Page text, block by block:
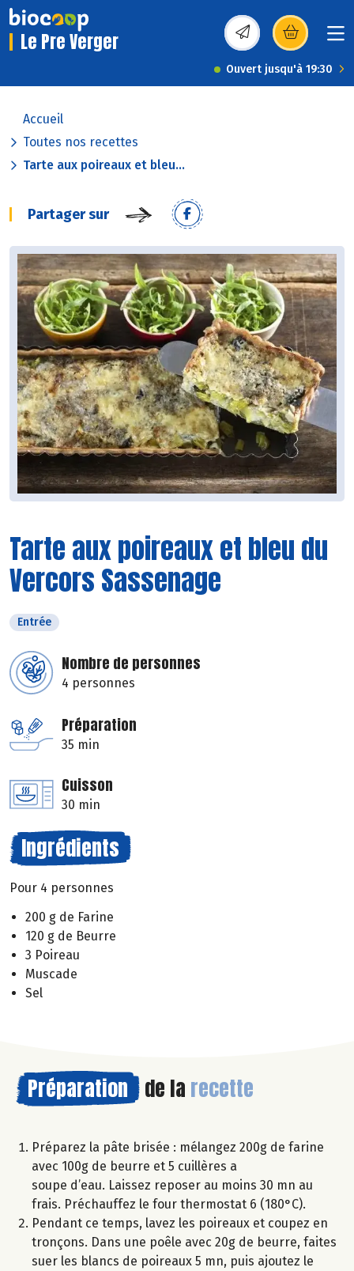
Le Pre Verger (s’ouvre dans une
Ouvert jusqu'à 19:30
Accueil
Toutes nos recettes
Tarte aux poireaux et bleu...
Partager sur
Tarte aux poireaux et bleu du
Vercors Sassenage
Entrée
Nombre de personnes
4 personnes
Préparation
35 min
Cuisson
30 min
Ingrédients
Pour 4 personnes
200 g de Farine
120 g de Beurre
3 Poireau
Muscade
Sel
Préparation de la recette
Préparez la pâte brisée : mélangez 200g de farine
avec 100g de beurre et 5 cuillères a
soupe d’eau. Laissez reposer au moins 30 mn au
frais. Préchauffez le four thermostat 6 (180°C).
Pendant ce temps, lavez les poireaux et coupez en
tronçons. Dans une poêle avec 20g de beurre, faites
suer les blancs de poireaux 5 mn, puis ajoutez le